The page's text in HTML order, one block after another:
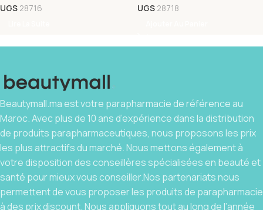
UGS 28716 UGS 28718
Beautymall.ma est votre parapharmacie de référence au
Maroc. Avec plus de 10 ans d’expérience dans la distribution
de produits parapharmaceutiques, nous proposons les prix
les plus attractifs du marché. Nous mettons également à
votre disposition des conseillères spécialisées en beauté et
santé pour mieux vous conseiller.Nos partenariats nous
permettent de vous proposer les produits de parapharmacie
à des prix discount. Nous appliquons tout au long de l’année